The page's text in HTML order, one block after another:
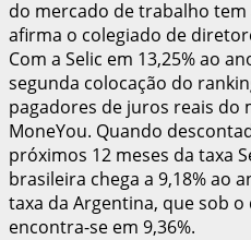
do mercado de trabalho
afirma o colegiado de
Com a Selic em 13,25% ao
segunda colocação do
pagadores de juros reais do
MoneYou. Quando
próximos 12 meses da taxa
brasileira chega a 9,18% ao
taxa da Argentina, que sob o
encontra-se em 9,36%.